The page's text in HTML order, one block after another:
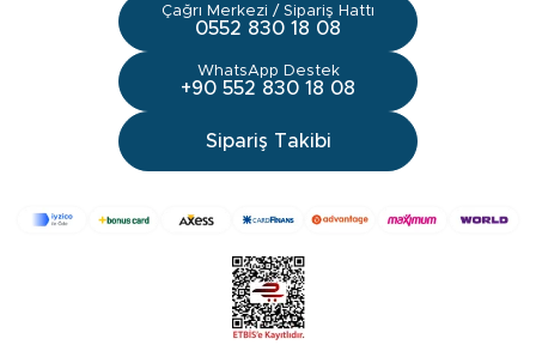
Çağrı Merkezi / Sipariş Hattı
0552 830 18 08
WhatsApp Destek
+90 552 830 18 08
Sipariş Takibi